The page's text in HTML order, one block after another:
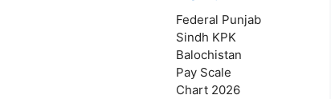
Federal Punjab
Sindh KPK
Balochistan
Pay Scale
Chart 2026